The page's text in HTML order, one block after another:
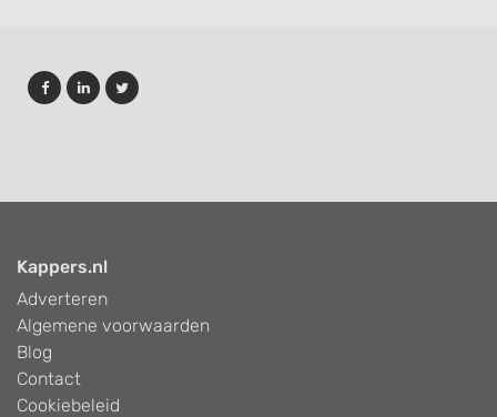
Kappers.nl
Adverteren
Algemene voorwaarden
Blog
Contact
Cookiebeleid